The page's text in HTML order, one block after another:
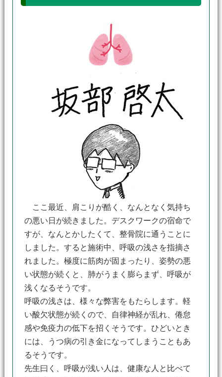
ここ最近、肩こりが酷く、なんとなく気持ち
の悪い日が続きました。デスクワークの宿命で
すが、なんとかしたくて、整骨院に通うことに
しました。すると施術中、呼吸の浅さを指摘さ
れました。極度に筋肉が固まったり、姿勢の悪
い状態が続くと、肺がうまく膨らまず、呼吸が
浅くなるそうです。
呼吸の浅さは、様々な弊害をもたらします。軽
い酸欠状態が続くので、自律神経が乱れ、倦怠
感や免疫力の低下を招くそうです。ひどいとき
には、うつ病の引き金になってしまうこともあ
るそうです。
先生曰く、呼吸が浅い人は、健康な人と比べて